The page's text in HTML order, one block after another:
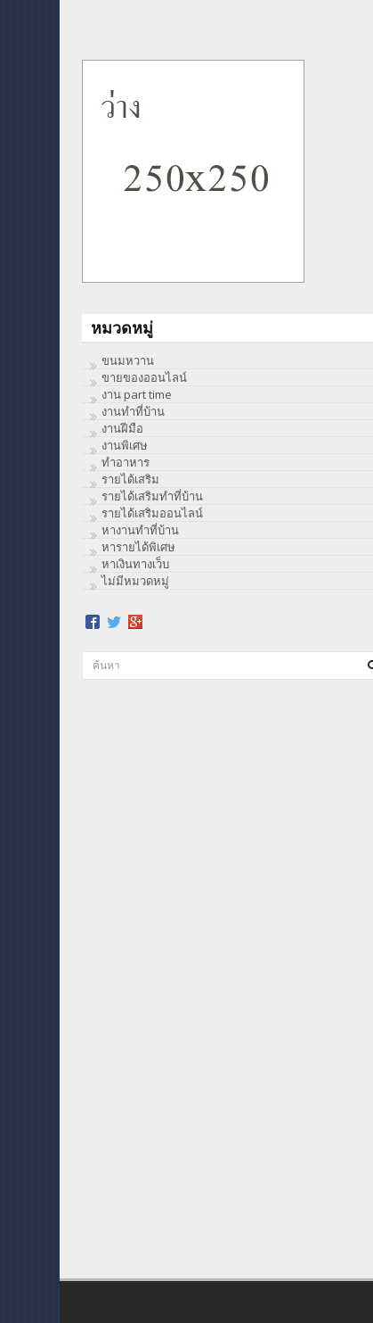
หมวดหมู่
ขนมหวาน
ขายของออนไลน์
งาน part time
งานทําที่บ้าน
งานฝีมือ
งานพิเศษ
ทําอาหาร
รายได้เสริม
รายได้เสริมทำที่บ้าน
รายได้เสริมออนไลน์
หางานทำที่บ้าน
หารายได้พิเศษ
หาเงินทางเว็บ
ไม่มีหมวดหมู่